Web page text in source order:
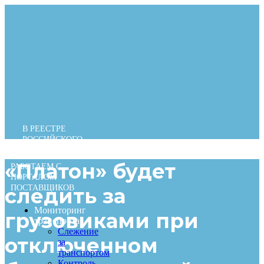
В РЕЕСТРЕ
РОССИЙСКОГО
РАБОТАЕМ С
ПОРТАЛОМ
ПОСТАВЩИКОВ
Мониторинг
транспорта
Слежение
за
транспортом
«Платон» будет
следить за
грузовиками при
отключенном